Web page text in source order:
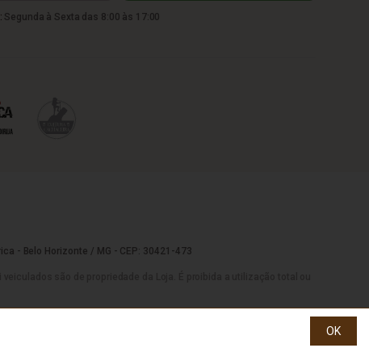
Segunda à Sexta das 8:00 às 17:00
- Belo Horizonte / MG - CEP: 30421-473
OK